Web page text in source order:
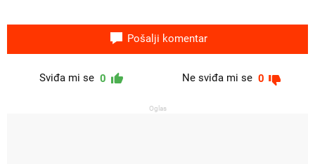
Pošalji komentar
Sviđa mi se 0 Ne sviđa mi se 0
Oglas